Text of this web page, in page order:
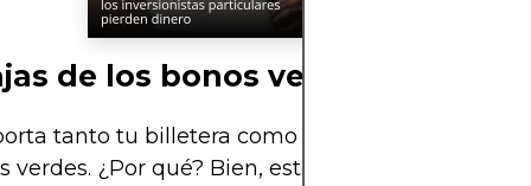
de los bonos verdes
tanto tu billetera como el planeta, podrías
verdes. ¿Por qué? Bien, estos bonos vienen con